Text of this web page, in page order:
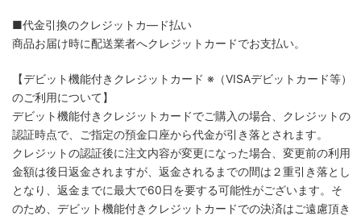
■代金引換のクレジットカ―ド払い
商品お届け時に配送業者へクレジットカードでお支払い。
【デビット機能付きクレジットカード ※（VISAデビットカード等）
のご利用について】
デビット機能付きクレジットカードでご購入の場合、クレジットの
認証時点で、ご指定の預金口座から代金が引き落とされます。
クレジットの認証後に注文内容が変更になった場合、変更前の利用
金額は後日返金されますが、返金されるまでの間は２重引き落とし
となり、返金までに最大で60日を要する可能性がございます。そ
のため、デビット機能付きクレジットカードでの決済はご遠慮頂き